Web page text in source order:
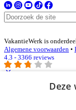
VakantieWerk is
Algemene voorwaarden •
4.3 - 3366 reviews
Deze